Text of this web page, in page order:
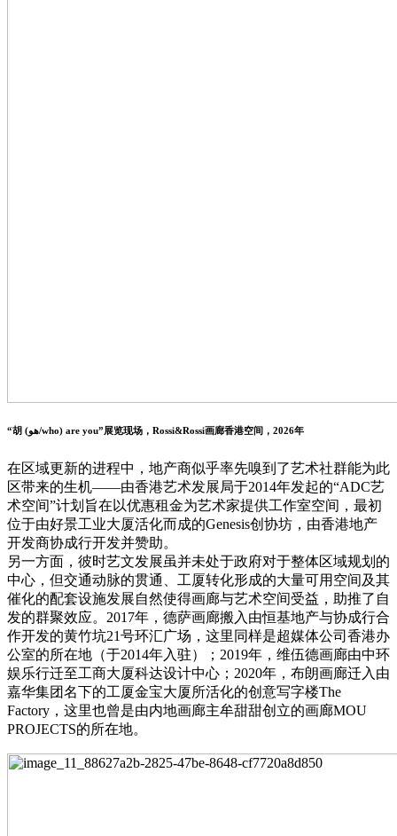
“胡 (هو/who) are you”展览现场，Rossi&Rossi画廊香港空间，2026年
在区域更新的进程中，地产商似乎率先嗅到了艺术社群能为此
区带来的生机——由香港艺术发展局于2014年发起的“ADC艺
术空间”计划旨在以优惠租金为艺术家提供工作室空间，最初
位于由好景工业大厦活化而成的Genesis创协坊，由香港地产
开发商协成行开发并赞助。
另一方面，彼时艺文发展虽并未处于政府对于整体区域规划的
中心，但交通动脉的贯通、工厦转化形成的大量可用空间及其
催化的配套设施发展自然使得画廊与艺术空间受益，助推了自
发的群聚效应。2017年，德萨画廊搬入由恒基地产与协成行合
作开发的黄竹坑21号环汇广场，这里同样是超媒体公司香港办
公室的所在地（于2014年入驻）；2019年，维伍德画廊由中环
娱乐行迁至工商大厦科达设计中心；2020年，布朗画廊迁入由
嘉华集团名下的工厦金宝大厦所活化的创意写字楼The
Factory，这里也曾是由内地画廊主牟甜甜创立的画廊MOU
PROJECTS的所在地。